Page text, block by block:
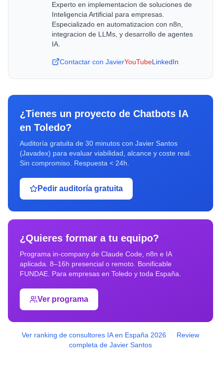
Experto en implementacion de soluciones de
Inteligencia Artificial para empresas.
Especializado en automatizacion con n8n,
integracion de LLMs, y desarrollo de agentes
IA.
Contactar con JavierYouTubeLinkedIn
¿Tienes un proyecto de Chatbots IA
en Toledo?
Auditoría gratuita de 30 minutos con Javier Santos
(Javadex) para evaluar viabilidad, alcance y coste real.
Sin compromiso. Respuesta < 24h.
Pedir auditoría gratuita
¿Quieres formar a tu equipo?
Programa in-company de Claude Code, n8n e IA
aplicada. 8–16h presencial o remoto. Bonificable
FUNDAE. Para empresas en Toledo y toda España.
Ver programa
Ver ranking de consultores IA en España 2026 ·
Review
completa de Javier Santos